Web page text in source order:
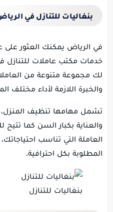
بنغاليات للتنازل في
في الرياض يمكنك العثور على
خدمات مكتب عاملات للتنازل
لك مجموعة متنوعة من
والخبرة اللازمة لأداء مختلف
تشمل مهامها تنظيف المنزل،
والعناية بكبار السن كما
العاملة التي تناسب
المطلوبة بكل احترافية.
بنغاليات للتنازل